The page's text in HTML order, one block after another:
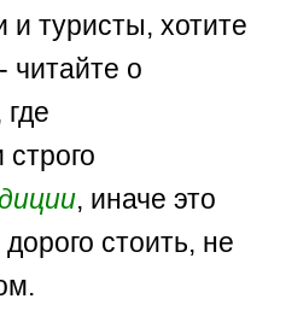
и туристы, хотите
читайте о
, иначе это
стоить, не